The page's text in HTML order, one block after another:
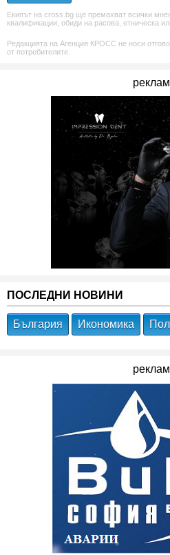
Екипът на cross.bg ще премахват всички
квалификации, обиди на расова, етническа
Редакцията на Агенция КРОСС не носи
от потребителите.
ПОСЛЕДНИ НОВИНИ
България Икономика